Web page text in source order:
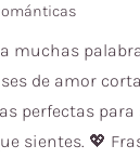
muchas
de amor
perfectas para
sientes. 💖